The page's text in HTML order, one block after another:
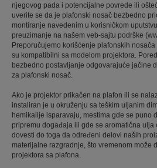
njegovog pada i potencijalne povrede ili
uverite se da je plafonski nosač bezbedno
montiranje navedenim u korisničkom
preuzimanje na našem veb-sajtu podrške
Preporučujemo korišćenje plafonskih
su kompatibilni sa modelom projektora.
bezbedno postavljanje odgovarajuće jačine
za plafonski nosač.
Ako je projektor prikačen na plafon ili se
instaliran je u okruženju sa teškim uljanim
hemikalije isparavaju, mestima gde se puno
pripremu događaja ili gde se aromatična ulja
dovesti do toga da određeni delovi naših
materijalne razgradnje, što vremenom može
projektora sa plafona.